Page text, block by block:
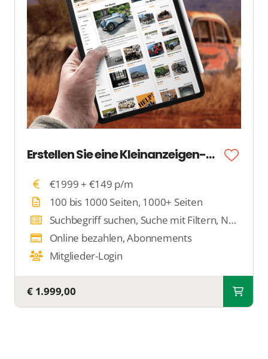
Erstellen Sie eine Kleinanzeigen-Website
€1999 + €149 p/m
100 bis 1000 Seiten, 1000+ Seiten
Suchbegriff suchen, Suche mit Filtern, Nach Standort suchen
Online bezahlen, Abonnements
Mitglieder-Login
€ 1.999,00